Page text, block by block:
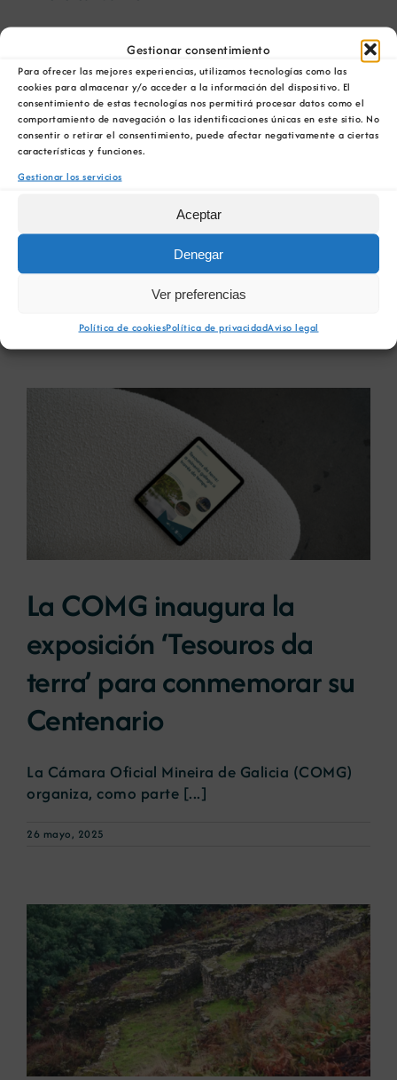
Gestionar consentimiento
Para ofrecer las mejores experiencias, utilizamos tecnologías como las
cookies para almacenar y/o acceder a la información del dispositivo. El
consentimiento de estas tecnologías nos permitirá procesar datos como el
comportamiento de navegación o las identificaciones únicas en este sitio. No
consentir o retirar el consentimiento, puede afectar negativamente a ciertas
características y funciones.
Gestionar los servicios
Aceptar
Denegar
Ver preferencias
Política de cookiesPolítica de privacidadAviso legal
La COMG participa en un
foro de debate sobre el
papel de los recursos
naturales en la reactivación
económica de Galicia
El jueves 29 de mayo, el Círculo de Empresarios
de [...]
La COMG inaugura la
exposición ‘Tesouros da
terra’ para conmemorar su
Centenario
La Cámara Oficial Mineira de Galicia (COMG)
organiza, como parte [...]
26 mayo, 2025